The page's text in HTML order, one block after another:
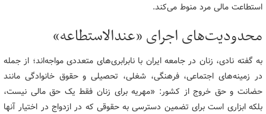
استطاعت مالی مرد منوط می‌کند.
محدودیت‌های اجرای «عندالاستطاعه»
به گفته نادی، زنان در جامعه ایران با نابرابری‌های متعددی مواجه‌اند؛ از جمله
در زمینه‌های اجتماعی، فرهنگی، شغلی، تحصیلی و حقوق خانوادگی مانند
حضانت و حق خروج از کشور: «مهریه برای زنان فقط یک حق مالی نیست،
بلکه ابزاری است برای تضمین دسترسی به حقوقی که در ازدواج در اختیار آنها